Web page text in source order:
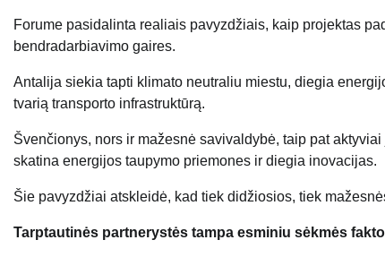
Forume pasidalinta realiais pavyzdžiais, kaip projektas
bendradarbiavimo gaires.
Antalija siekia tapti klimato neutraliu miestu, diegia
tvarią transporto infrastruktūrą.
Švenčionys, nors ir mažesnė savivaldybė, taip pat
skatina energijos taupymo priemones ir diegia inovacijas.
Šie pavyzdžiai atskleidė, kad tiek didžiosios, tiek
Tarptautinės partnerystės tampa esminiu sėkmės